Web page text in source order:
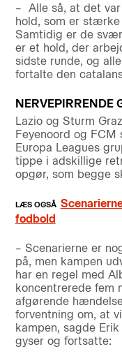
– Alle så, at det
hold, som er
Samtidig er de
er et hold, der
sidste runde, og
fortalte den
NERVEPIRRENDE
Lazio og Sturm
Feyenoord og
Europa Leagues
tippe i adskillige
opgør, som begge
fodbold
– Scenarierne er
på, men kampen
har en regel med
koncentrerede fem
afgørende
forventning om, at
kampen, sagde
gyser og fortsatte: